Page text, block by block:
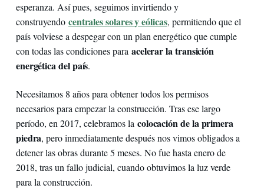
esperanza. Así pues, seguimos invirtiendo y
construyendo centrales solares y eólicas, permitiendo que el
país volviese a despegar con un plan energético que cumple
con todas las condiciones para acelerar la transición
energética del país.
Necesitamos 8 años para obtener todos los permisos
necesarios para empezar la construcción. Tras ese largo
período, en 2017, celebramos la colocación de la primera
piedra, pero inmediatamente después nos vimos obligados a
detener las obras durante 5 meses. No fue hasta enero de
2018, tras un fallo judicial, cuando obtuvimos la luz verde
para la construcción.